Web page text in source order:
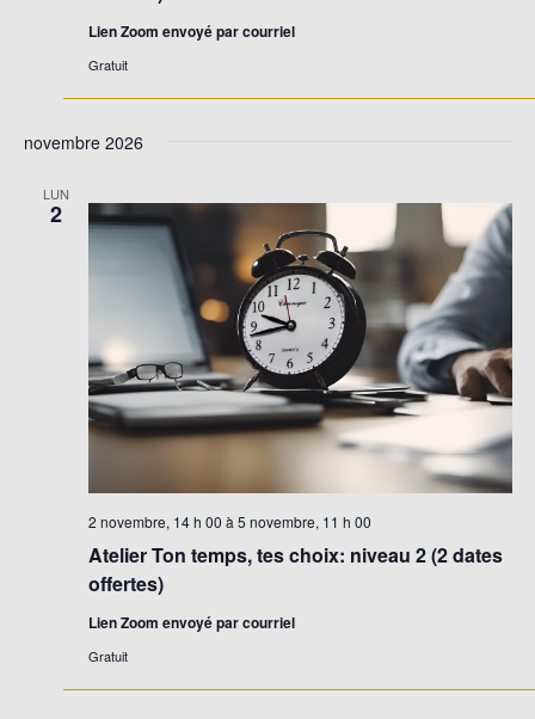
Lien Zoom envoyé par courriel
Gratuit
novembre 2026
LUN
2
Atelier Ton temps, tes choix: niveau 2 (2 dates
offertes)
2 novembre, 14 h 00 à 5 novembre, 11 h 00
Lien Zoom envoyé par courriel
Gratuit